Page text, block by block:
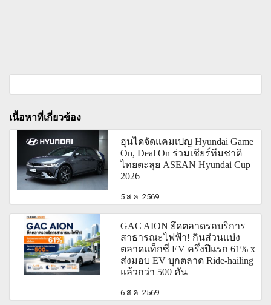
เนื้อหาที่เกี่ยวข้อง
ฮุนไดจัดแคมเปญ Hyundai Game
On, Deal On ร่วมเชียร์ทีมชาติ
ไทยตะลุย ASEAN Hyundai Cup
2026
5 ส.ค. 2569
GAC AION ยึดตลาดรถบริการ
สาธารณะไฟฟ้า! กินส่วนแบ่ง
ตลาดแท็กซี่ EV ครึ่งปีแรก 61% x
ส่งมอบ EV บุกตลาด Ride-hailing
แล้วกว่า 500 คัน
6 ส.ค. 2569